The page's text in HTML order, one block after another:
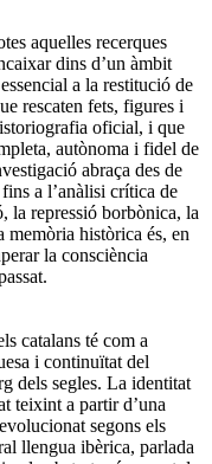
aquelles recerques
dins d’un àmbit
a la restitució de
rescaten fets, figures i
oficial, i que
autònoma i fidel de
abraça des de
a l’anàlisi crítica de
la repressió borbònica, la
memòria històrica és, en
la consciència
catalans té com a
i continuïtat del
dels segles. La identitat
teixint a partir d’una
segons els
llengua ibèrica, parlada